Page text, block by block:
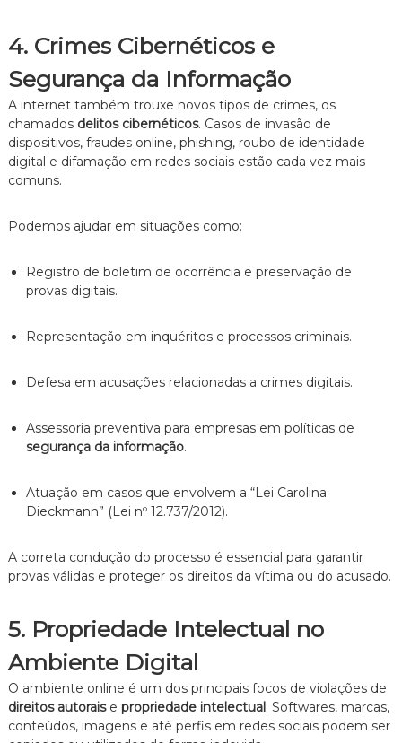
4. Crimes Cibernéticos e
Segurança da Informação
A internet também trouxe novos tipos de crimes, os
chamados delitos cibernéticos. Casos de invasão de
dispositivos, fraudes online, phishing, roubo de identidade
digital e difamação em redes sociais estão cada vez mais
comuns.
Podemos ajudar em situações como:
Registro de boletim de ocorrência e preservação de
provas digitais.
Representação em inquéritos e processos criminais.
Defesa em acusações relacionadas a crimes digitais.
Assessoria preventiva para empresas em políticas de
segurança da informação.
Atuação em casos que envolvem a “Lei Carolina
Dieckmann” (Lei nº 12.737/2012).
A correta condução do processo é essencial para garantir
provas válidas e proteger os direitos da vítima ou do acusado.
5. Propriedade Intelectual no
Ambiente Digital
O ambiente online é um dos principais focos de violações de
direitos autoraise propriedade intelectual. Softwares, marcas,
conteúdos, imagens e até perfis em redes sociais podem ser